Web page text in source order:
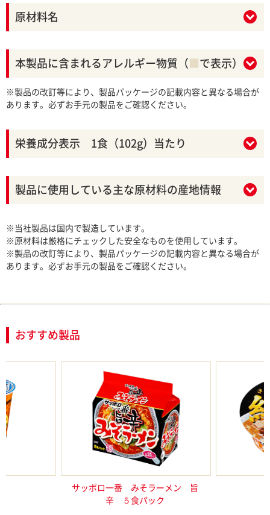
原材料名
本製品に含まれるアレルギー物質（ で表示）
※製品の改訂等により、製品パッケージの記載内容と異なる場合が
あります。必ずお手元の製品をご確認ください。
栄養成分表示 1食（102g）当たり
製品に使用している主な原材料の産地情報
※当社製品は国内で製造しています。
※原材料は厳格にチェックした安全なものを使用しています。
※製品の改訂等により、製品パッケージの記載内容と異なる場合が
あります。必ずお手元の製品をご確認ください。
おすすめ製品
サッポロ一番 みそラーメン 旨
辛 ５食パック